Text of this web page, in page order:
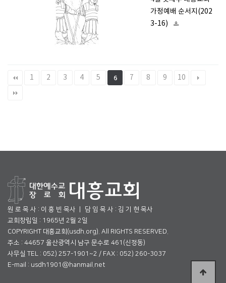
가정예배 순서지(202
3-16)
1 2 3 4 5 6 7 8 9 10
원 로 목 사 : 이 흥 빈 목사 ㅣ 담 임 목 사 : 김 기 현 목사
교회창립일 : 1965년 2월 2일
COPYRIGHT 대흥교회(usdh.org). All RIGHTS RESERVED.
주소 : 44657 울산광역시 남구 문수로 461(신정동)
사무실 TEL : 052) 257-1901~2 / FAX : 052) 260-3037
E-mail : usdh1901@hanmail.net